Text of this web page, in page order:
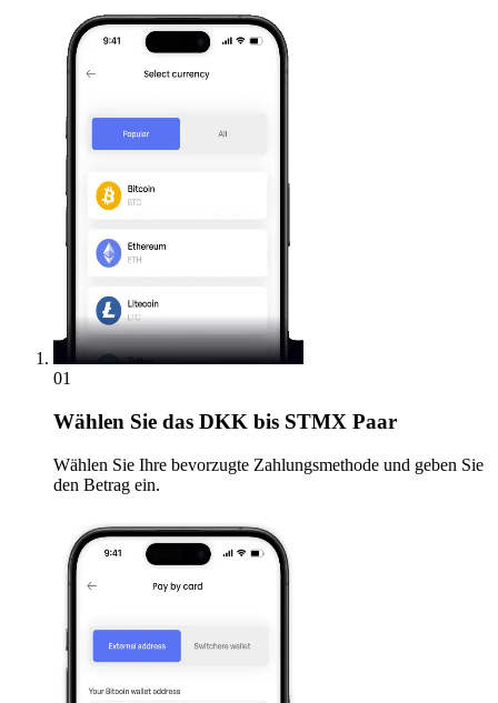
01
Wählen Sie das DKK bis STMX Paar
Wählen Sie Ihre bevorzugte Zahlungsmethode und geben Sie
den Betrag ein.